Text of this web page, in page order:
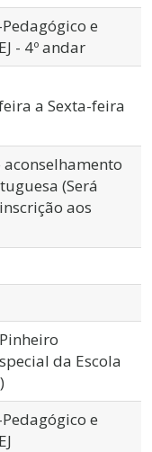
e
- 4º andar
a Sexta-feira
aconselhamento
(Será
aos
da Escola
e